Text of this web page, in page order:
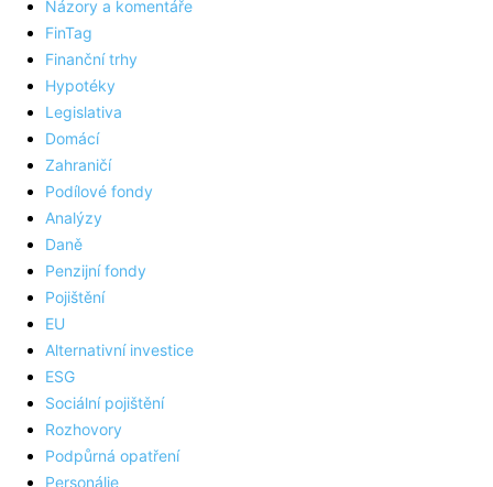
Názory a komentáře
FinTag
Finanční trhy
Hypotéky
Legislativa
Domácí
Zahraničí
Podílové fondy
Analýzy
Daně
Penzijní fondy
Pojištění
EU
Alternativní investice
ESG
Sociální pojištění
Rozhovory
Podpůrná opatření
Personálie